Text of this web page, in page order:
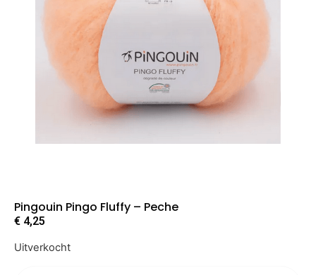
Pingouin Pingo Fluffy – Peche
€ 4,25
Uitverkocht